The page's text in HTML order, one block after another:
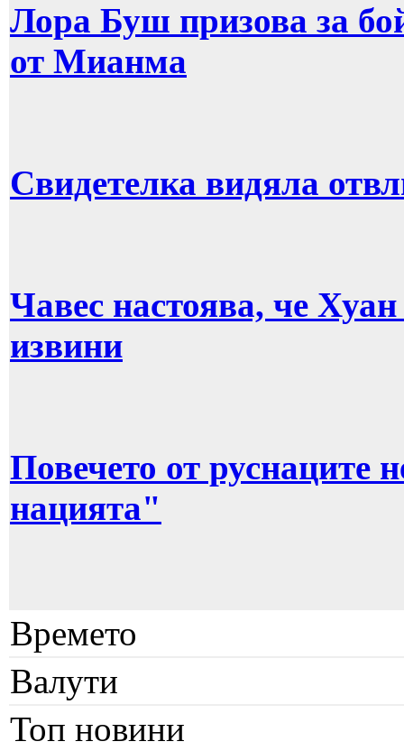
Лора Буш призова за
от Мианма
Свидетелка видяла
Чавес настоява, че
извини
Повечето от руснаците
нацията"
Времето
Валути
Топ новини